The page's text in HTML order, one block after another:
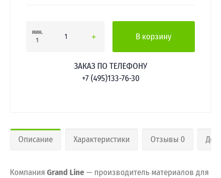
мин.
1
В корзину
ЗАКАЗ ПО ТЕЛЕФОНУ
+7 (495)133-76-30
Описание Характеристики Отзывы 0
Компания Grand Line— производитель материалов для